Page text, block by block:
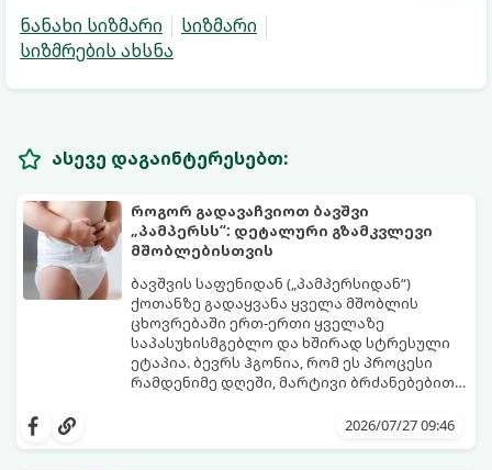
ნანახი სიზმარი
სიზმარი
სიზმრების ახსნა
ასევე დაგაინტერესებთ:
როგორ გადავაჩვიოთ ბავშვი
„პამპერსს“: დეტალური გზამკვლევი
მშობლებისთვის
ბავშვის საფენიდან („პამპერსიდან“)
ქოთანზე გადაყვანა ყველა მშობლის
ცხოვრებაში ერთ-ერთი ყველაზე
საპასუხისმგებლო და ხშირად სტრესული
ეტაპია. ბევრს ჰგონია, რომ ეს პროცესი
რამდენიმე დღეში, მარტივი ბრძანებებით
ფიზიოლოგიური და ფსიქოლოგიური
როგორ გახადოთ ეს პროცესი2026/07/27 09:46